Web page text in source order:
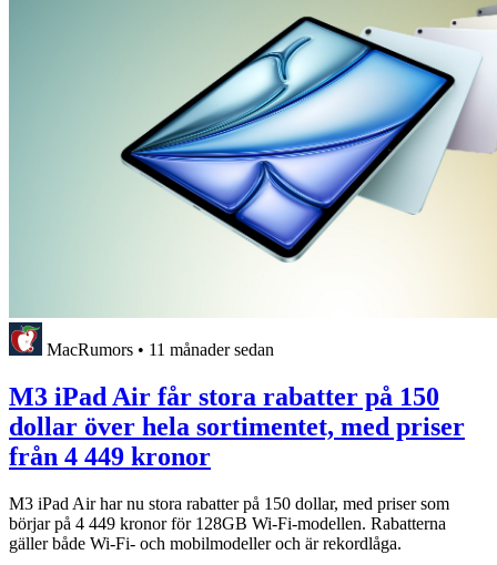
MacRumors • 11 månader sedan
M3 iPad Air får stora rabatter på 150
dollar över hela sortimentet, med priser
från 4 449 kronor
M3 iPad Air har nu stora rabatter på 150 dollar, med priser som
börjar på 4 449 kronor för 128GB Wi-Fi-modellen. Rabatterna
gäller både Wi-Fi- och mobilmodeller och är rekordlåga.